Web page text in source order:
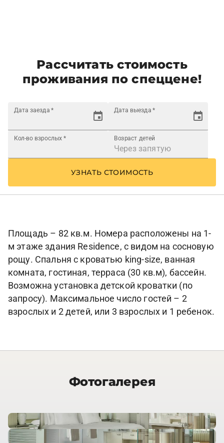
Рассчитать стоимость
проживания по спеццене!
Дата заезда * Дата выезда *
Кол-во взрослых * Возраст детей
УЗНАТЬ СТОИМОСТЬ
Площадь – 82 кв.м. Номера расположены на 1-
м этаже здания Residence, с видом на сосновую
рощу. Спальня с кроватью king-size, ванная
комната, гостиная, терраса (30 кв.м), бассейн.
Возможна установка детской кроватки (по
запросу). Максимальное число гостей – 2
взрослых и 2 детей, или 3 взрослых и 1 ребенок.
Фотогалерея